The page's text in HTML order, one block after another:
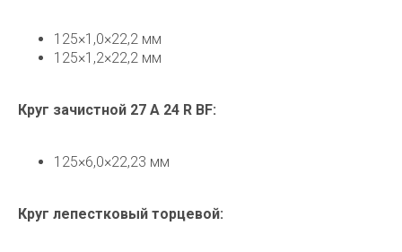
125×1,0×22,2 мм
125×1,2×22,2 мм
Круг зачистной 27 А 24 R BF:
125×6,0×22,23 мм
Круг лепестковый торцевой: